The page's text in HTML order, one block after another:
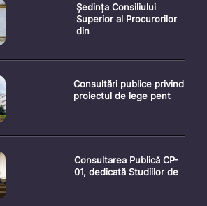
Ședința Consiliului
Superior al Procurorilor
din
Consultări publice privind
proiectul de lege pent
Consultarea Publică CP-
01, dedicată Studiilor de